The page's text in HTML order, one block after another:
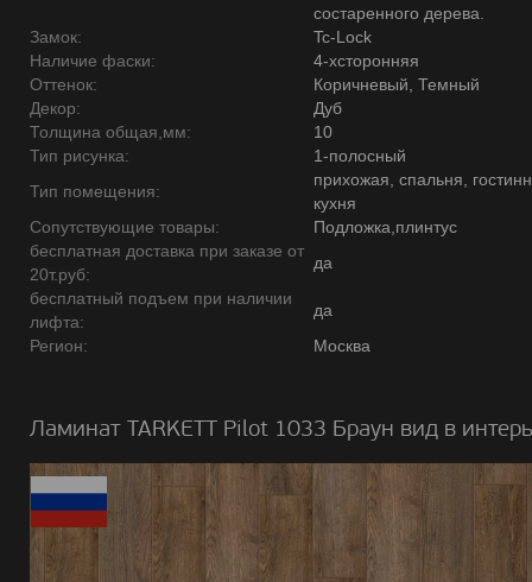
состаренного дерева.
Замок:
Tc-Lock
Наличие фаски:
4-хсторонняя
Оттенок:
Коричневый, Темный
Декор:
Дуб
Толщина общая,мм:
10
Тип рисунка:
1-полосный
Тип помещения:
прихожая, спальня,
кухня
Сопутствующие товары:
Подложка,плинтус
бесплатная доставка при заказе от
20т.руб:
да
бесплатный подъем при наличии
лифта:
да
Регион:
Москва
Ламинат TARKETT Pilot 1033 Браун вид в